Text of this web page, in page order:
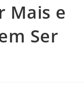
Mais e
Ser